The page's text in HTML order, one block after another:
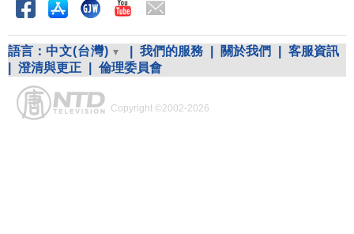
語言： 中文(台灣) 我們的服務 關於我們
客服資訊
澄清與更正 倫理委員會
Copyright ©2002-2026